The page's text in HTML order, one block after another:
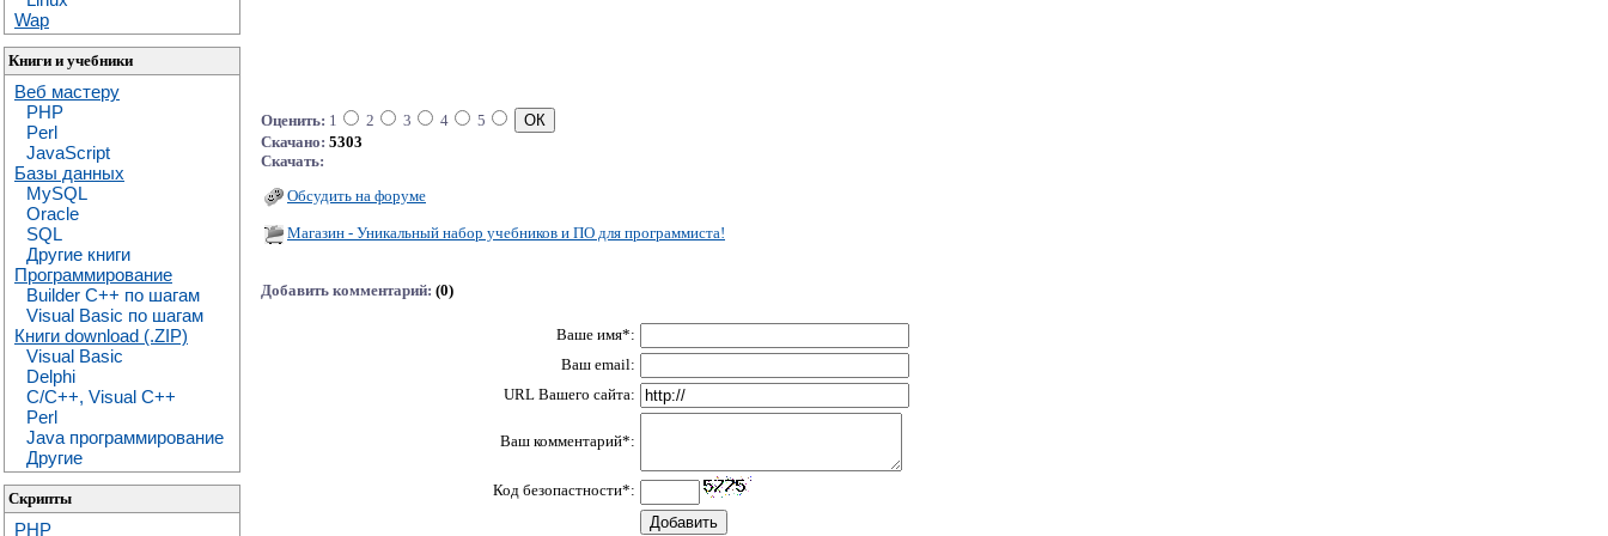
Wap
Книги и учебники
Веб мастеру
PHP
Perl
JavaScript
Базы данных
MySQL
Oracle
SQL
Другие книги
Программирование
Builder C++ по шагам
Visual Basic по шагам
Книги download (.ZIP)
Visual Basic
Delphi
C/C++, Visual C++
Perl
Java программирование
Другие
Скрипты
PHP
Оценить: 1 2 3 4
5
Скачано: 5303
Скачать:
Обсудить на форуме
Магазин - Уникальный набор учебников и ПО для программиста!
Добавить комментарий: (0)
Ваше имя*:
Ваш email:
URL Вашего сайта:
Ваш комментарий*:
Код безопастности*: